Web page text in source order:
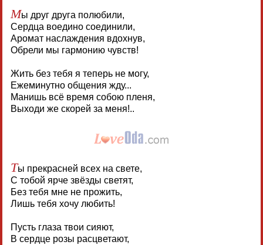
Мы друг друга полюбили,
Сердца воедино соединили,
Аромат наслаждения вдохнув,
Обрели мы гармонию чувств!
Жить без тебя я теперь не могу,
Ежеминутно общения жду...
Манишь всё время собою пленя,
Выходи же скорей за меня!..
Ты прекрасней всех на свете,
С тобой ярче звёзды светят,
Без тебя мне не прожить,
Лишь тебя хочу любить!
Пусть глаза твои сияют,
В сердце розы расцветают,